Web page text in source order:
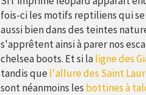
fois-ci les motifs reptiliens qui
aussi bien dans des teintes
s'apprêtent ainsi à parer nos
chelsea boots. Et si laligne des
tandis que l'allure des Saint
sont néanmoins les bottines à